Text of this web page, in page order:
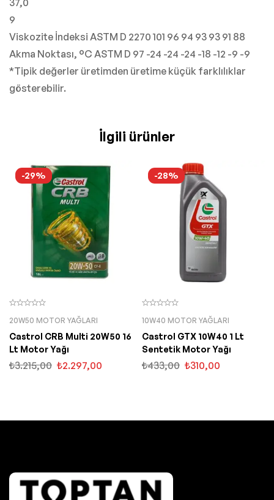
37,0
9
Viskozite İndeksi ASTM D 2270 101 96 94 93 93 91 88
Akma Noktası, °C ASTM D 97 -24 -24 -24 -18 -12 -9 -9
*Tipik değerler üretimden üretime küçük farklılıklar
gösterebilir.
İlgili ürünler
-29%
20W50 MOTOR YAĞLARI
Castrol CRB Multi 20W50 16
Lt Motor Yağı
₺3.215,00 ₺2.297,00
-28%
10W40 MOTOR YAĞLARI
Castrol GTX 10W40 1 Lt
Sentetik Motor Yağı
₺433,00 ₺310,00